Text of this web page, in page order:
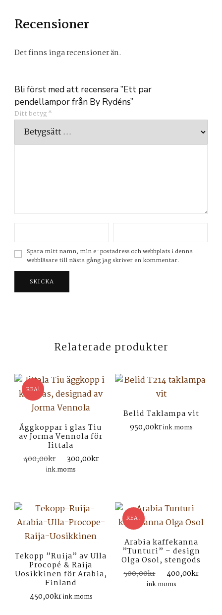
Recensioner
Det finns inga recensioner än.
Bli först med att recensera ”Ett par
pendellampor från By Rydéns”
Ditt betyg*
Spara mitt namn, min e-postadress och webbplats i denna
webbläsare till nästa gång jag skriver en kommentar.
Relaterade produkter
REA!
Äggkoppar i glas Tiu
av Jorma Vennola för
Iittala
400,00kr
Det
ursprungliga
300,00kr
300,00kr.
ink.moms
Belid Taklampa vit
950,00krink.moms
Tekopp ”Ruija” av Ulla
Procopé & Raija
Uosikkinen för Arabia,
Finland
450,00krink.moms
REA!
Arabia kaffekanna
”Tunturi” – design
Olga Osol, stengods
500,00kr
Det
ursprungliga
400,00kr
ink.moms